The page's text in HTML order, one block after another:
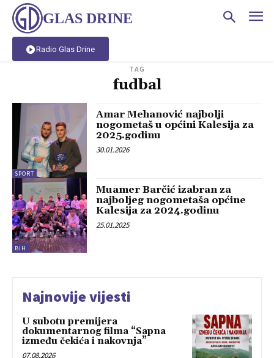
GLAS DRINE
Radio Glas Drine
TAG
fudbal
SPORT
Amar Mehanović najbolji
nogometaš u općini Kalesija za
2025.godinu
30.01.2026
BIH
Muamer Barčić izabran za
najboljeg nogometaša općine
Kalesija za 2024.godinu
25.01.2025
Najnovije vijesti
U subotu premijera
dokumentarnog filma “Sapna
između čekića i nakovnja”
07.08.2026